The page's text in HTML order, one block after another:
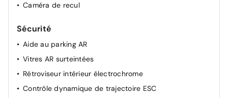
Caméra de recul
Sécurité
Aide au parking AR
Vitres AR surteintées
Rétroviseur intérieur électrochrome
Contrôle dynamique de trajectoire ESC